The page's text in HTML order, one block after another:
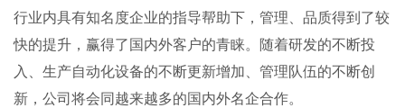
行业内具有知名度企业的指导帮助下，管理、品质得到了较
快的提升，赢得了国内外客户的青睐。随着研发的不断投
入、生产自动化设备的不断更新增加、管理队伍的不断创
新，公司将会同越来越多的国内外名企合作。